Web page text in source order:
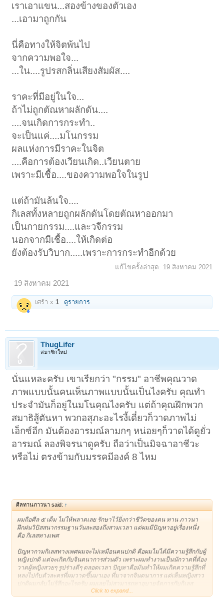
เราเอาแขน...สองข้างของตัวเอง
...เอามาถูกกัน
นี่คือทางให้จิตพ้นไป
จากความพอใจ...
...ใน....รูปรสกลิ่นเสียงสัมผัส....
ราคะที่มีอยู่ในใจ...
ถ้าไม่ถูกตัณหาผลักดัน....
....จนเกิดการกระทำ..
จะเป็นแค่....มโนกรรม
ผลแห่งการมีราคะในจิต
....คือการต้องเวียนเกิด..เวียนตาย
เพราะมีเชื้อ....ของความพอใจในรูป
แต่ถ้ามันล้นใจ....
กิเลสทั้งหลายถูกผลักดันโดยตัณหาออกมา
เป็นกายกรรม....และวจีกรรม
นอกจากมีเชื้อ....ให้เกิดต่อ
ยังต้องรับวิบาก.....เพราะการกระทำอีกด้วย
แก้ไขครั้งล่าสุด: 19 สิงหาคม 2021
19 สิงหาคม 2021
เศร้า x1 ดูรายการ
ThugLifer
สมาชิกใหม่
นั่นแหละครับ เขาเรียกว่า "กรรม" อาชีพคุณวาด
ภาพแบบนั้นคนเห็นภาพแบบนั้นเป็นไงครับ คุณทำ
ประจำมันก็อยู่ในมโนคุณไงครับ แต่ถ้าคุณฝึกพวก
สมาธิสู้ตันหา พวกอสุภะอะไรงี้เดี๋ยวก็วาดภาพไม่
เอ็กซ์อีก มันต้องอารมณ์ลามกๆ หน่อยๆก็วาดได้ดูยั่ว
อารมณ์ ลองพิจรนาดูครับ ถือว่าเป็นมิจฉาอาชีวะ
หรือไม่ ตรงข้ามกับมรรคมีองค์ 8 ไหม
ศีลทานภาวนา said: ↑
ผมถือศีล ๕ เต็ม ไม่ให้พลาดเลย รักษาไว้ยิ่งกว่าชีวิตของตน ทาน ภาวนา
ฝึกฝนวิปัสสนากรรมฐานวันละสองถึงสามเวลา แต่ผมมีปัญหาอยู่เรื่องหนึ่ง
คือ กิเลสทางเพศ
ปัญหากามกิเลสทางเพศผมจะไม่เหมือนคนปกติ คือผมไม่ได้มีความรู้สึกกับผู้
หญิงปกติ แต่จะเกิดกับจินตนาการส่วนตัว เพราะผมทำงานเป็นนักวาดที่ต้อง
วาดผู้หญิงสวยๆ รูปร่างดีๆ ตลอดเวลา ปัญหาคือมันทำให้ผมเกิดความรู้สึกที่
หลงไปกับตัวละครที่ผมวาดขึ้นมาเอง ที่มาจากจินตนาการ แต่เห็นหญิงสาว
ปกติผมกลับไม่รู้สึกอะไรครับ ผมเลยไม่สามารถหาอุบายจัดการกับกิเลส
แปลกๆ ของตนเองนี่ได้ ทุกวันนี้พยายามทำอสุภะ พิจารณาร่างกายอยู่ครับ ก็
Click to expand...